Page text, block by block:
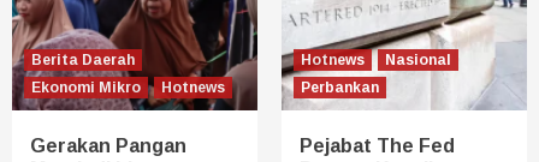
Berita Daerah
Ekonomi Mikro
Hotnews
Gerakan Pangan
Hotnews
Nasional
Perbankan
Pejabat The Fed